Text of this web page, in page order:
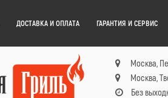
ДОСТАВКА И ОПЛАТА ГАРАНТИЯ И СЕРВИС
Москва,
Москва,
Без